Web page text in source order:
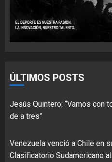
ÚLTIMOS POSTS
Jesús Quintero: “Vamos con
de a tres”
Venezuela venció a Chile en
Clasificatorio Sudamericano